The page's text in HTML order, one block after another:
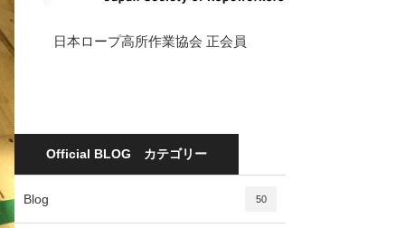
日本ロープ高所作業協会 正会員
Official BLOG カテゴリー
Blog 50